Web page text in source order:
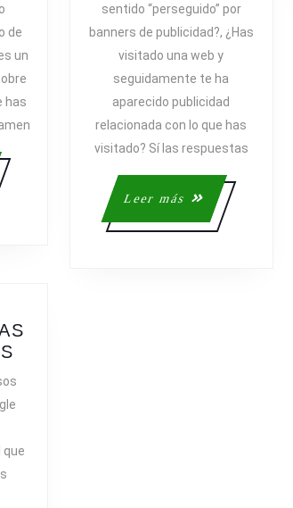
TÍTULO?
GOOGLE
ADVERTISING
PROFESSIONAL)
de
un
has
QUE
NO
OBVIAR
(I)
sentido “perseguido” por
banners de publicidad?, ¿Has
visitado una web y
seguidamente te ha
aparecido publicidad
relacionada con lo que has
visitado? Sí las respuestas
Leer más
Leer
más
ADWORDS
que